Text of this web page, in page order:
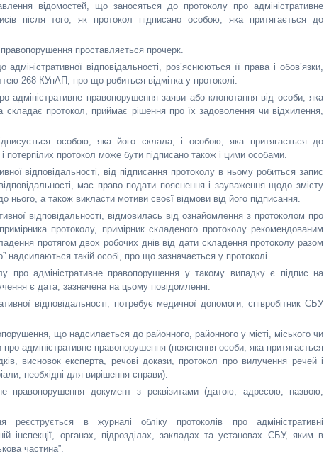
відомостей, що заносяться до протоколу про адміністративне
після того, як протокол підписано особою, яка притягається до
проставляється прочерк.
відповідальності, роз’яснюються її права і обов’язки,
268 КУпАП, про що робиться відмітка у протоколі.
адміністративне правопорушення заяви або клопотання від особи, яка
складає протокол, приймає рішення про їх задоволення чи відхилення,
особою, яка його склала, і особою, яка притягається до
і потерпілих протокол може бути підписано також і цими особами.
відповідальності, від підписання протоколу в ньому робиться запис
має право подати пояснення і зауваження щодо змісту
нього, а також викласти мотиви своєї відмови від його підписання.
відповідальності, відмовилась від ознайомлення з протоколом про
протоколу, примірник складеного протоколу рекомендованим
протягом двох робочих днів від дати складення протоколу разом
надсилаються такій особі, про що зазначається у протоколі.
про адміністративне правопорушення у такому випадку є підпис на
є дата, зазначена на цьому повідомленні.
відповідальності, потребує медичної допомоги, співробітник СБУ
що надсилається до районного, районного у місті, міського чи
адміністративне правопорушення (пояснення особи, яка притягається
висновок експерта, речові докази, протокол про вилучення речей і
необхідні для вирішення справи).
правопорушення документ з реквізитами (датою, адресою, назвою,
реєструється в журналі обліку протоколів про адміністративні
інспекції, органах, підрозділах, закладах та установах СБУ, яким в
частина”.